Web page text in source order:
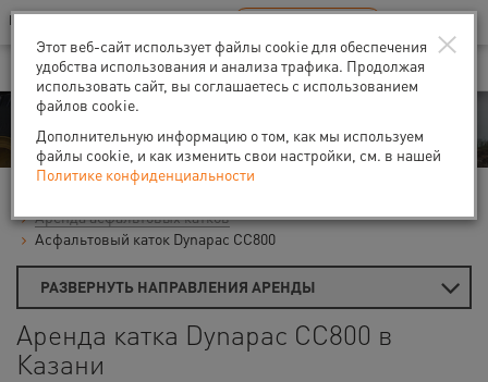
Ваш город:Казань
В Вашем регионе нет наших офисов RU EN
Аренда
Аренда асфальтовых катков
Асфальтовый каток Dynapac CС800
РАЗВЕРНУТЬ НАПРАВЛЕНИЯ АРЕНДЫ
Аренда катка Dynapac CС800 в
Казани
×
Этот веб-сайт использует файлы cookie для обеспечения
удобства использования и анализа трафика. Продолжая
использовать сайт, вы соглашаетесь с использованием
файлов cookie.
Дополнительную информацию о том, как мы используем
файлы cookie, и как изменить свои настройки, см. в нашей
Политике конфиденциальности